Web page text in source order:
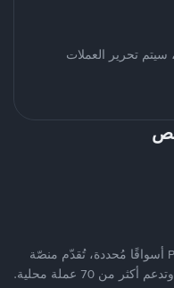
سيتم تحرير العملات
بينما تستهدف العديد من منصّات تداول P2P أسواقًا مُحددة، تُقدّم منصّة